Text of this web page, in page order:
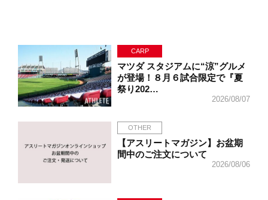
CARP
マツダ スタジアムに“涼”グルメ
が登場！８月６試合限定で『夏
祭り202…
2026/08/07
OTHER
【アスリートマガジン】お盆期
間中のご注文について
2026/08/06